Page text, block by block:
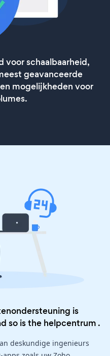
voor schaalbaarheid,
geavanceerde
mogelijkheden voor
is
so is the helpcentrum .
deskundige ingenieurs